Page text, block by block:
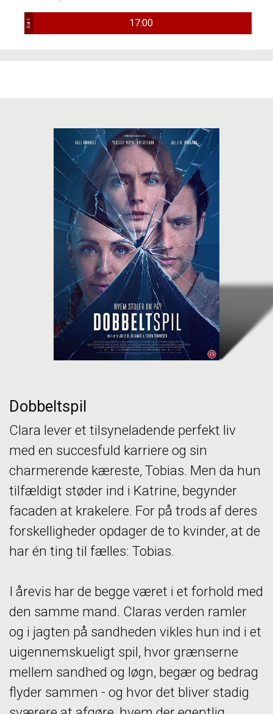
Sal 1 17:00
Dobbeltspil
Clara lever et tilsyneladende perfekt liv
med en succesfuld karriere og sin
charmerende kæreste, Tobias. Men da hun
tilfældigt støder ind i Katrine, begynder
facaden at krakelere. For på trods af deres
forskelligheder opdager de to kvinder, at de
har én ting til fælles: Tobias.
I årevis har de begge været i et forhold med
den samme mand. Claras verden ramler
og i jagten på sandheden vikles hun ind i et
uigennemskueligt spil, hvor grænserne
mellem sandhed og løgn, begær og bedrag
flyder sammen - og hvor det bliver stadig